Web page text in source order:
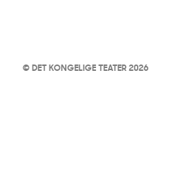
© DET KONGELIGE TEATER 2026